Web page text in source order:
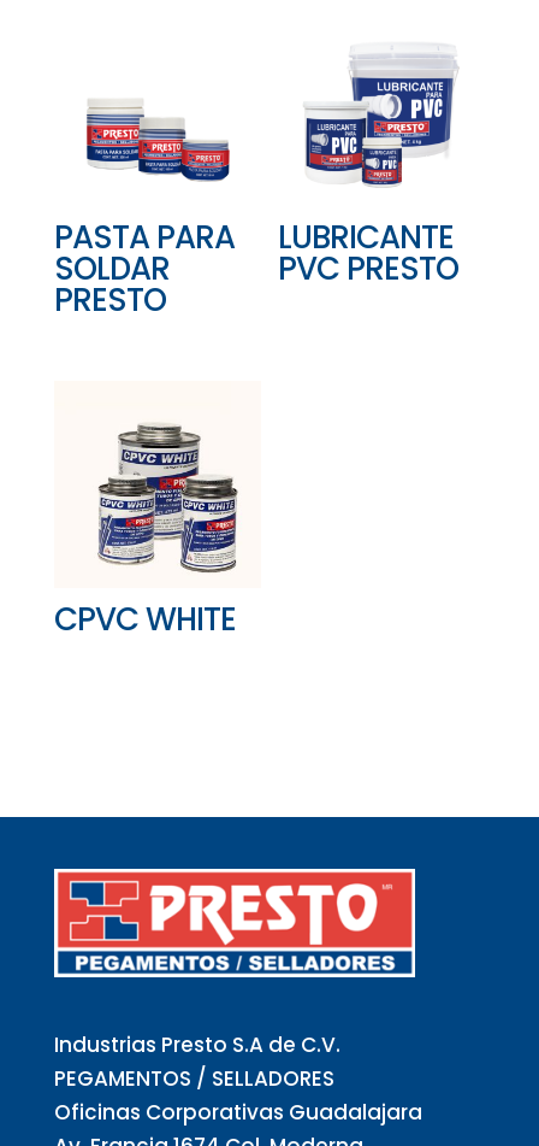
PASTA PARA
SOLDAR
PRESTO
LUBRICANTE
PVC PRESTO
CPVC WHITE
Industrias Presto S.A de C.V.
PEGAMENTOS / SELLADORES
Oficinas Corporativas Guadalajara